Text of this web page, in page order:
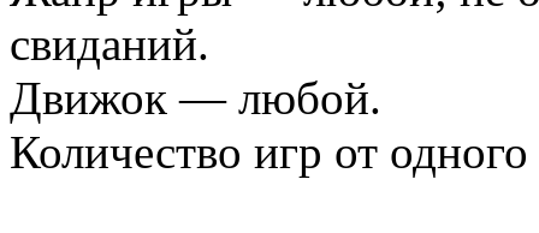
свиданий.
Движок — любой.
Количество игр от